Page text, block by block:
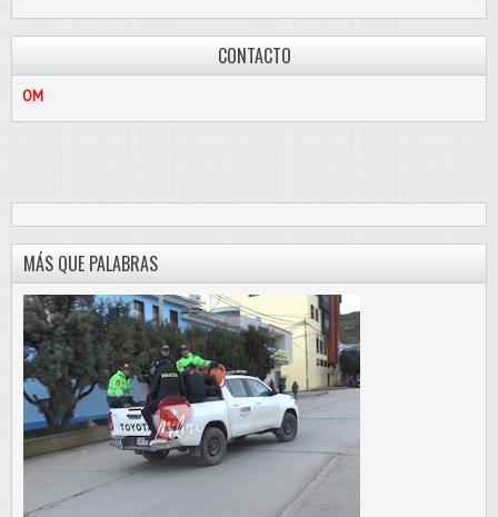
CONTACTO
MÁS QUE PALABRAS